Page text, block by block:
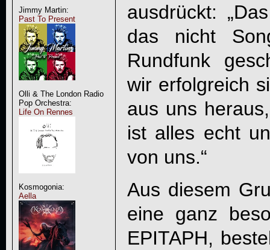
Jimmy Martin:
Past To Present
Olli & The London Radio
Pop Orchestra:
Life On Rennes
Kosmogonia:
Aella
ausdrückt:
das nicht
Rundfunk
wir erfolgreich
aus uns
ist alles echt
von uns.“
Aus diesem
eine ganz
EPITAPH,